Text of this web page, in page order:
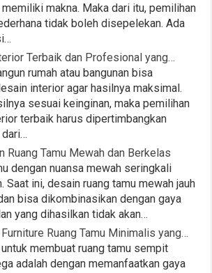
makna. Maka dari itu, pemilihan
tidak boleh disepelekan. Ada
Terbaik dan Profesional yang…
rumah atau bangunan bisa
interior agar hasilnya maksimal.
sesuai keinginan, maka pemilihan
terbaik harus dipertimbangkan
dari…
Ruang Tamu Mewah dan Berkelas
dengan nuansa mewah seringkali
Saat ini, desain ruang tamu mewah jauh
bisa dikombinasikan dengan gaya
yang dihasilkan tidak akan…
Ruang Tamu Minimalis yang…
membuat ruang tamu sempit
adalah dengan memanfaatkan gaya